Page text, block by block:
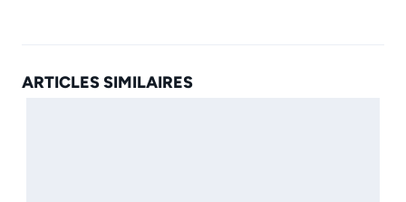
ARTICLES SIMILAIRES